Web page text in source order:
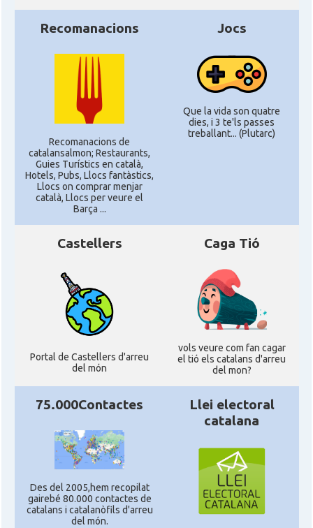
Recomanacions
Recomanacions de
catalansalmon; Restaurants,
Guies Turístics en català,
Hotels, Pubs, Llocs fantàstics,
Llocs on comprar menjar
català, Llocs per veure el
Barça ...
Jocs
Que la vida son quatre
dies, i 3 te'ls passes
treballant... (Plutarc)
Castellers
Portal de Castellers d'arreu
del món
Caga Tió
vols veure com fan cagar
el tió els catalans d'arreu
del mon?
75.000Contactes
Des del 2005,hem recopilat
gairebé 80.000 contactes de
catalans i catalanòfils d'arreu
del món.
Llei electoral
catalana